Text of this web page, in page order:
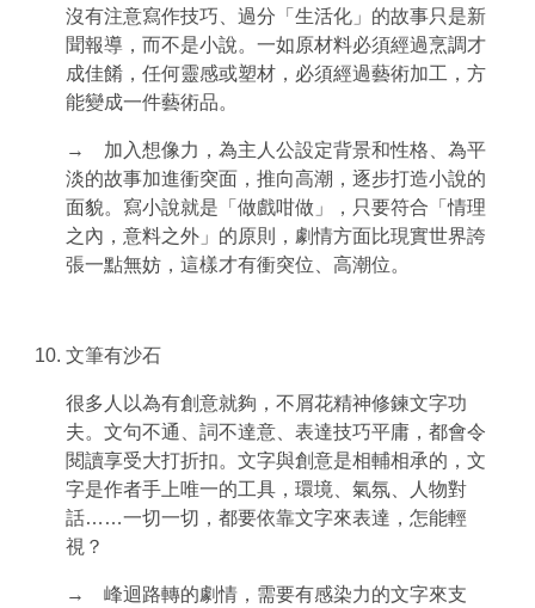
沒有注意寫作技巧、過分「生活化」的故事只是新
聞報導，而不是小說。一如原材料必須經過烹調才
成佳餚，任何靈感或塑材，必須經過藝術加工，方
能變成一件藝術品。
→ 加入想像力，為主人公設定背景和性格、為平
淡的故事加進衝突面，推向高潮，逐步打造小說的
面貌。寫小說就是「做戲咁做」，只要符合「情理
之內，意料之外」的原則，劇情方面比現實世界誇
張一點無妨，這樣才有衝突位、高潮位。
文筆有沙石
很多人以為有創意就夠，不屑花精神修鍊文字功
夫。文句不通、詞不達意、表達技巧平庸，都會令
閱讀享受大打折扣。文字與創意是相輔相承的，文
字是作者手上唯一的工具，環境、氣氛、人物對
話……一切一切，都要依靠文字來表達，怎能輕
視？
→ 峰迴路轉的劇情，需要有感染力的文字來支